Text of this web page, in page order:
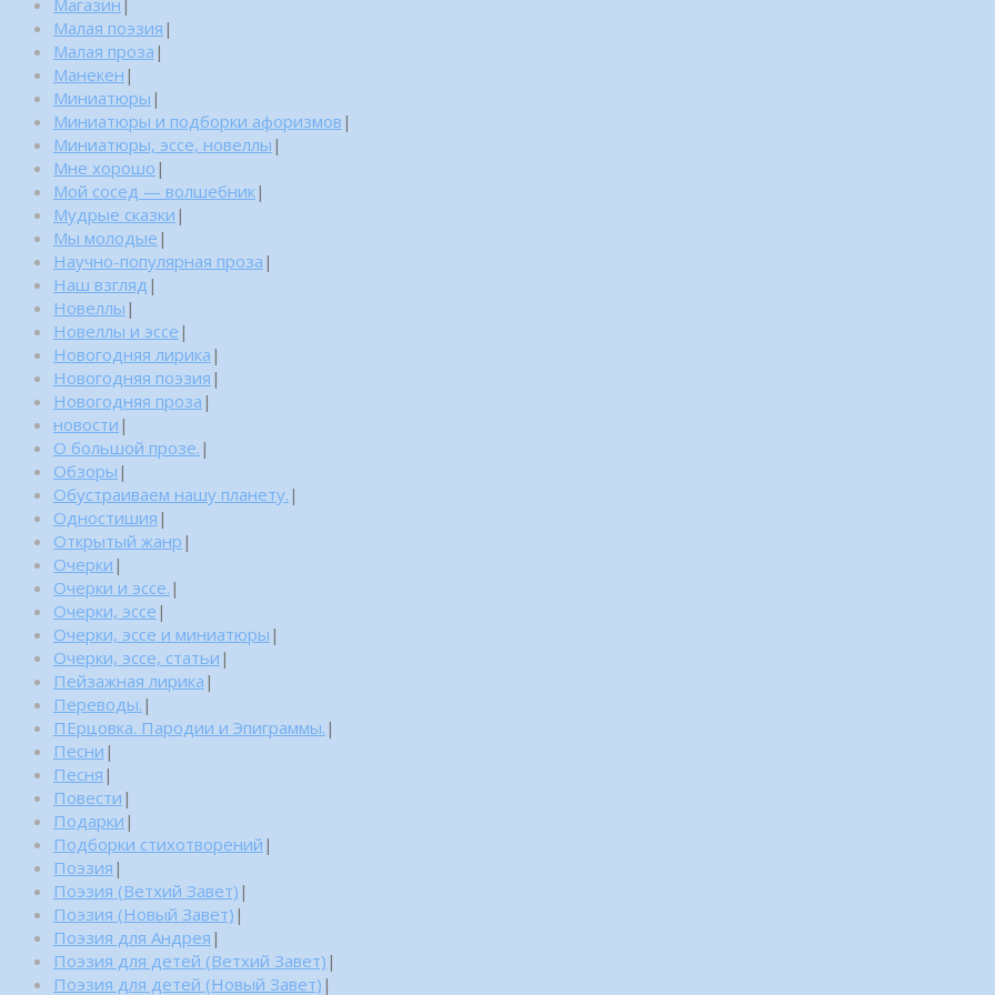
Малая поэзия |
Малая проза |
Манекен |
Миниатюры |
Миниатюры и подборки афоризмов |
Миниатюры, эссе, новеллы |
Мне хорошо |
Мой сосед — волшебник|
Мудрые сказки |
Мы молодые |
Научно-популярная проза |
Наш взгляд |
Новеллы |
Новеллы и эссе |
Новогодняя лирика |
Новогодняя поэзия |
Новогодняя проза |
новости |
О большой прозе. |
Обзоры |
Обустраиваем нашу планету. |
Одностишия |
Открытый жанр |
Очерки |
Очерки и эссе. |
Очерки, эссе |
Очерки, эссе и миниатюры |
Очерки, эссе, статьи |
Пейзажная лирика |
Переводы. |
ПЕрцовка. Пародии и Эпиграммы. |
Песни |
Песня |
Повести |
Подарки |
Подборки стихотворений |
Поэзия |
Поэзия (Ветхий Завет) |
Поэзия (Новый Завет) |
Поэзия для Андрея |
Поэзия для детей (Ветхий Завет) |
Поэзия для детей (Новый Завет) |